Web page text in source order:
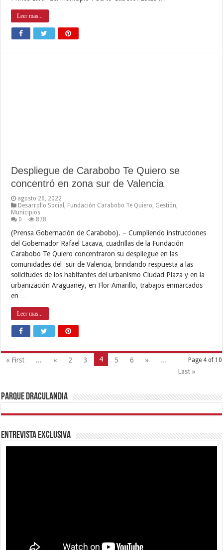
Leer mas...
Despliegue de Carabobo Te Quiero se
concentró en zona sur de Valencia
agosto 26, 2022
Desarrollo Social , Fundación Carabobo Te Quiero, Gestión,
Municipios
0
878
(Prensa Gobernación de Carabobo). – Cumpliendo instrucciones
del Gobernador Rafael Lacava, cuadrillas de la Fundación
Carabobo Te Quiero concentraron su despliegue en las
comunidades del sur de Valencia, brindando respuesta a las
solicitudes de los habitantes del urbanismo Ciudad Plaza y en la
urbanización Araguaney, en Flor Amarillo, trabajos enmarcados
en …
Leer mas...
Page 4 of 10
« First ... « 2 3 4 5 6 »
...
Last »
Parque Draculandia
Entrevista Exclusiva